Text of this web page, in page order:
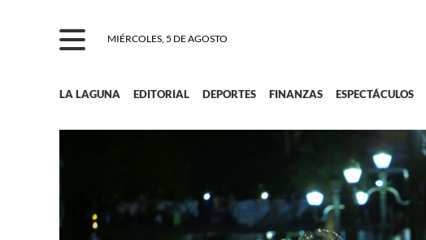
MIÉRCOLES, 5 DE AGOSTO
LA LAGUNA EDITORIAL DEPORTES FINANZAS ESPECTÁCULOS